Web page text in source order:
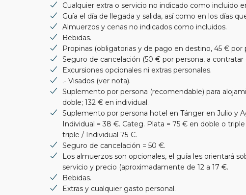
Cualquier extra o servicio no indicado como incluido
Guía el día de llegada y salida, así como en los días
Almuerzos y cenas no indicados como incluidos.
Bebidas.
Propinas (obligatorias y de pago en destino, 45 € por
Seguro de cancelación (50 € por persona, a contratar
Excursiones opcionales ni extras personales.
.- Visados (ver nota).
Suplemento por persona (recomendable) para
doble; 132 € en individual.
Suplemento por persona hotel en Tánger en Julio y
Individual = 38 €. Categ. Plata = 75 € en doble o
triple / Individual 75 €.
Seguro de cancelación = 50 €.
Los almuerzos son opcionales, el guía les orientará
servicio y precio (aproximadamente de 12 a 17 €.
Bebidas.
Extras y cualquier gasto personal.